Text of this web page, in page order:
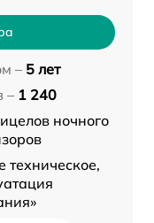
– 5 лет
– 1 240
ночного
техническое,